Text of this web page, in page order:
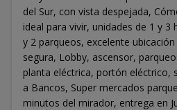
del Sur, con vista despejada,
ideal para vivir, unidades de 1 y 3
y 2 parqueos, excelente
segura, Lobby, ascensor,
planta eléctrica, portón eléctrico,
a Bancos, Super mercados
minutos del mirador, entrega en